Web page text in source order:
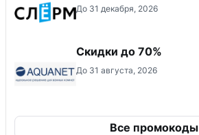
До 31 декабря, 2026
Скидки до 70%
До 31 августа, 2026
Все промокоды